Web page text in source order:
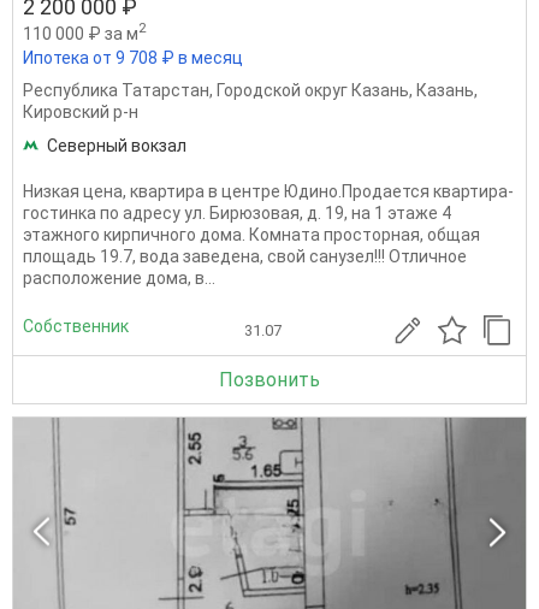
2 200 000 ₽
110 000 ₽ за м2
Ипотека от 9 708 ₽ в месяц
Республика Татарстан, Городской округ Казань, Казань,
Кировский р-н
Северный вокзал
Низкая цена, квартира в центре Юдино.Продается квартира-
гостинка по адресу ул. Бирюзовая, д. 19, на 1 этаже 4
этажного кирпичного дома. Комната просторная, общая
площадь 19.7, вода заведена, свой санузел!!! Отличное
расположение дома, в...
Собственник 31.07
Позвонить